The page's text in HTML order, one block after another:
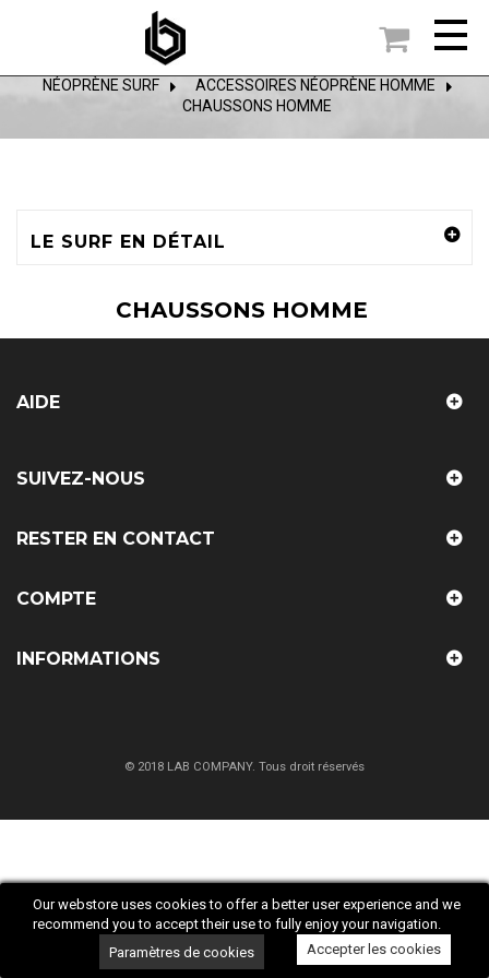
Our webstore uses cookies to offer a better user experience and we
recommend you to accept their use to fully enjoy your navigation.
Accepter les cookies
Paramètres de cookies
NÉOPRÈNE SURF
>
ACCESSOIRES NÉOPRÈNE HOMME
CHAUSSONS HOMME
LE SURF EN DÉTAIL
CHAUSSONS HOMME
AIDE
SUIVEZ-NOUS
RESTER EN CONTACT
COMPTE
INFORMATIONS
© 2018 LAB COMPANY. Tous droit réservés
